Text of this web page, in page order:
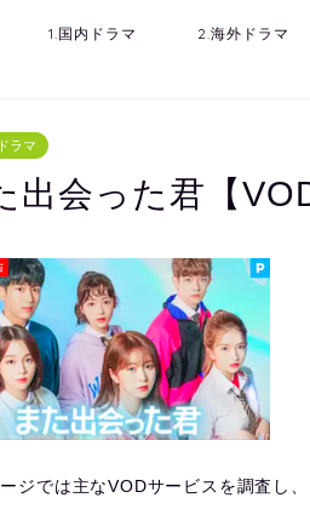
1.国内ドラマ 2.海外ドラマ
ラマ
出会った君【
ジでは主なVODサービスを調査し、